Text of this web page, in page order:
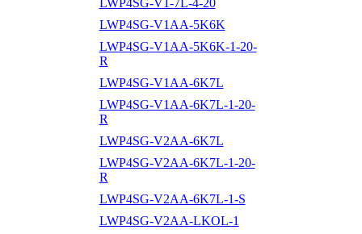
LWP4SG-V1AA-5K6K
LWP4SG-V1AA-5K6K-1-20-
R
LWP4SG-V1AA-6K7L
LWP4SG-V1AA-6K7L-1-20-
R
LWP4SG-V2AA-6K7L
LWP4SG-V2AA-6K7L-1-20-
R
LWP4SG-V2AA-6K7L-1-S
LWP4SG-V2AA-LKOL-1